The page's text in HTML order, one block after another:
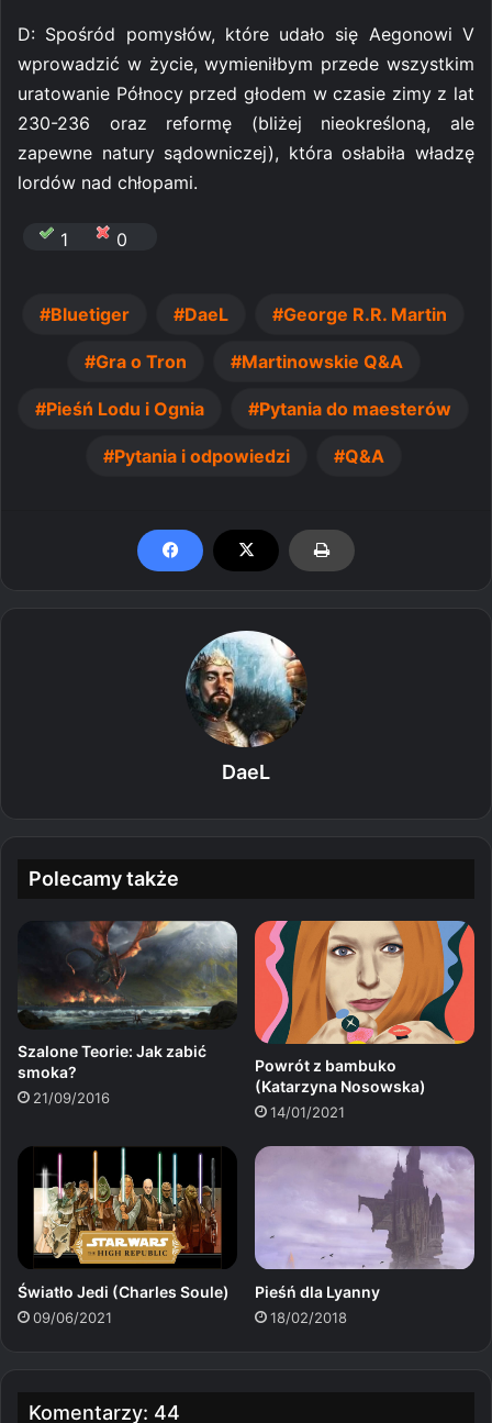
D: Spośród pomysłów, które udało się Aegonowi V
wprowadzić w życie, wymieniłbym przede wszystkim
uratowanie Północy przed głodem w czasie zimy z lat
230-236 oraz reformę (bliżej nieokreśloną, ale
zapewne natury sądowniczej), która osłabiła władzę
lordów nad chłopami.
1 0
Bluetiger DaeL George R.R. Martin
Gra o Tron Martinowskie Q&A
Pieśń Lodu i Ognia Pytania do maesterów
Pytania i odpowiedzi Q&A
DaeL
Polecamy także
Szalone Teorie: Jak zabić
smoka?
21/09/2016
Powrót z bambuko
(Katarzyna Nosowska)
14/01/2021
Światło Jedi (Charles Soule)
09/06/2021
Pieśń dla Lyanny
18/02/2018
Komentarzy: 44